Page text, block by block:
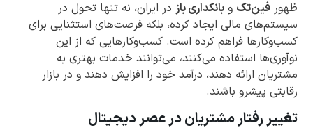
ظهور فین‌تک و بانکداری باز در ایران، نه تنها تحول در
سیستم‌های مالی ایجاد کرده، بلکه فرصت‌های استثنایی برای
کسب‌وکارها فراهم کرده است. کسب‌وکارهایی که از این
نوآوری‌ها استفاده می‌کنند، می‌توانند خدمات بهتری به
مشتریان ارائه دهند، درآمد خود را افزایش دهند و در بازار
رقابتی پیشرو باشند.
تغییر رفتار مشتریان در عصر دیجیتال